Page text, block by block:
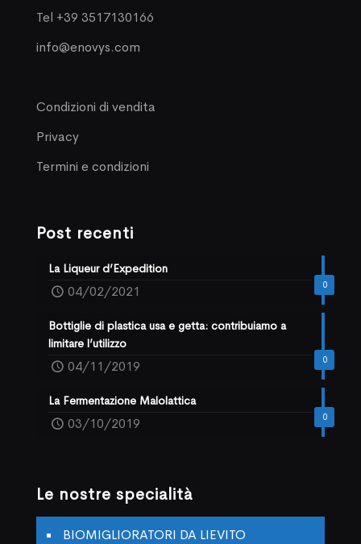
Tel +39 3517130166
info@enovys.com
Condizioni di vendita
Privacy
Termini e condizioni
Post recenti
0
La Liqueur d’Expedition
04/02/2021
0
Bottiglie di plastica usa e getta: contribuiamo a
limitare l’utilizzo
04/11/2019
0
La Fermentazione Malolattica
03/10/2019
Le nostre specialità
BIOMIGLIORATORI DA LIEVITO